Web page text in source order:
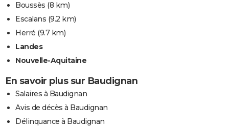
Boussès (8 km)
Escalans (9.2 km)
Herré (9.7 km)
Landes
Nouvelle-Aquitaine
En savoir plus sur Baudignan
Salaires à Baudignan
Avis de décès à Baudignan
Délinquance à Baudignan